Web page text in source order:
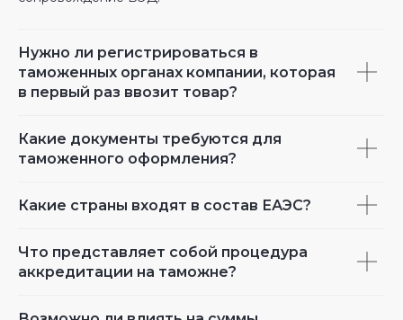
Нужно ли регистрироваться в
таможенных органах компании, которая
в первый раз ввозит товар?
Какие документы требуются для
таможенного оформления?
Какие страны входят в состав ЕАЭС?
Что представляет собой процедура
аккредитации на таможне?